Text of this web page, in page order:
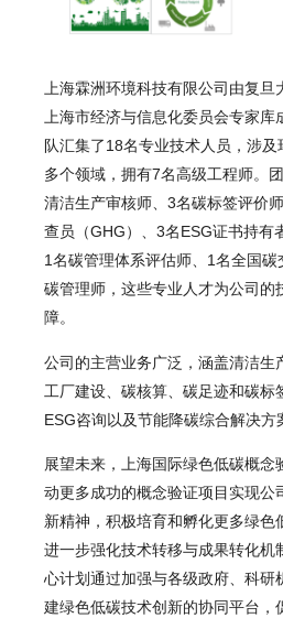
上海霖洲环境科技有限公司由复旦
上海市经济与信息化委员会专家库
队汇集了18名专业技术人员，涉
多个领域，拥有7名高级工程师。
清洁生产审核师、3名碳标签评价
查员（GHG）、3名ESG证书持有
1名碳管理体系评估师、1名全国
碳管理师，这些专业人才为公司的
障。
公司的主营业务广泛，涵盖清洁生
工厂建设、碳核算、碳足迹和碳标
ESG咨询以及节能降碳综合解决方
展望未来，上海国际绿色低碳概念
动更多成功的概念验证项目实现公
新精神，积极培育和孵化更多绿色
进一步强化技术转移与成果转化机
心计划通过加强与各级政府、科研
建绿色低碳技术创新的协同平台，